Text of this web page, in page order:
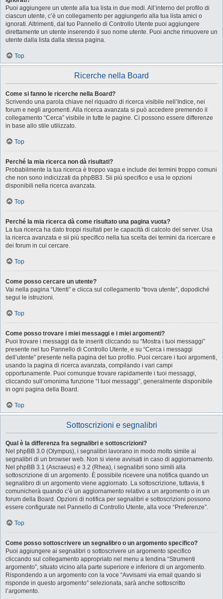
Puoi aggiungere un utente alla tua lista in due modi. All’interno del profilo di
ciascun utente, c’è un collegamento per aggiungerlo alla tua lista amici o
ignorati. Altrimenti, dal tuo Pannello di Controllo Utente puoi aggiungere
direttamente un utente inserendo il suo nome utente. Puoi anche rimuovere un
utente dalla lista dalla stessa pagina.
Top
Ricerche nella Board
Come si fanno le ricerche nella Board?
Scrivendo una parola chiave nel riquadro di ricerca visibile nell’Indice, nei
forum e negli argomenti. Alla ricerca avanzata si può accedere premendo il
collegamento “Cerca” visibile in tutte le pagine. Ci possono essere differenze
in base allo stile utilizzato.
Top
Perché la mia ricerca non dà risultati?
Probabilmente la tua ricerca è troppo vaga e include dei termini troppo comuni
che non sono indicizzati da phpBB3. Sii più specifico e usa le opzioni
disponibili nella ricerca avanzata.
Top
Perché la mia ricerca dà come risultato una pagina vuota?
La tua ricerca ha dato troppi risultati per le capacità di calcolo del server. Usa
la ricerca avanzata e sii più specifico nella tua scelta dei termini da ricercare e
dei forum in cui cercare.
Top
Come posso cercare un utente?
Vai nella pagina “Utenti” e clicca sul collegamento “trova utente”, dopodiché
segui le istruzioni.
Top
Come posso trovare i miei messaggi e i miei argomenti?
Puoi trovare i messaggi da te inseriti cliccando su “Mostra i tuoi messaggi”
presente nel tuo Pannello di Controllo Utente, e su “Cerca i messaggi
dell’utente” presente nella pagina del tuo profilo. Puoi cercare i tuoi argomenti,
usando la pagina di ricerca avanzata, compilando i vari campi
opportunamente. Puoi comunque trovare rapidamente i tuoi messaggi,
cliccando sull’omonima funzione “I tuoi messaggi”, generalmente disponibile
in ogni pagina della Board.
Top
Sottoscrizioni e segnalibri
Qual è la differenza fra segnalibri e sottoscrizioni?
Nel phpBB 3.0 (Olympus), i segnalibri lavorano in modo molto simile ai
segnalibri di un browser web. Non si viene avvisati in caso di aggiornamento.
Nel phpBB 3.1 (Ascraeus) e 3.2 (Rhea), i segnalibri sono simili alla
sottoscrizione di un argomento. È possibile ricevere una notifica quando un
segnalibro di un argomento viene aggiornato. La sottoscrizione, tuttavia, ti
comunicherà quando c’è un aggiornamento relativo a un argomento o in un
forum della Board. Opzioni di notifica per segnalibri e sottoscrizioni possono
essere configurate nel Pannello di Controllo Utente, alla voce “Preferenze”.
Top
Come posso sottoscrivere un segnalibro o un argomento specifico?
Puoi aggiungere ai segnalibri o sottoscrivere un argomento specifico
cliccando sul collegamento appropriato nel menu a tendina “Strumenti
argomento”, situato vicino alla parte superiore e inferiore di un argomento.
Rispondendo a un argomento con la voce “Avvisami via email quando si
risponde in questo argomento” selezionata, sarà anche sottoscritto
l’argomento.